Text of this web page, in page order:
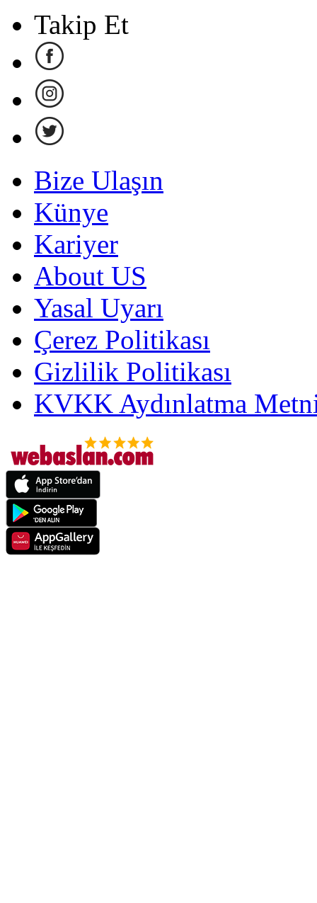
Takip Et
Bize Ulaşın
Künye
Kariyer
About US
Yasal Uyarı
Çerez Politikası
Gizlilik Politikası
KVKK Aydınlatma